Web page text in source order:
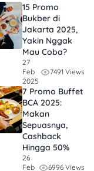
15 Promo
Bukber di
Jakarta 2025,
Yakin Nggak
Mau Coba?
27
Feb
2025
7491 Views
7 Promo Buffet
BCA 2025:
Makan
Sepuasnya,
Cashback
Hingga 50%
26
Feb
6996 Views